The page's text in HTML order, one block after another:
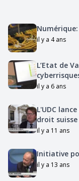
il y a 4 ans
L’Etat de
il y a 6 ans
L'UDC
droit suisse
il y a 11 ans
Initiative
il y a 13 ans